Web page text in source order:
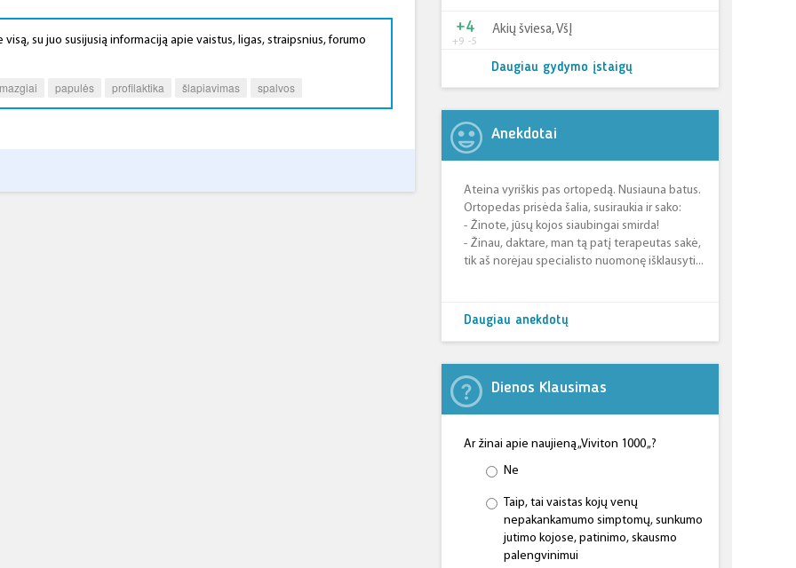
su juo susijusią informaciją apie vaistus, ligas, straipsnius, forumo
papulės profilaktika šlapiavimas spalvos
+9 -5
+4 Akių šviesa, VšĮ
Daugiau gydymo įstaigų
Anekdotai
Ateina vyriškis pas ortopedą. Nusiauna batus.
Ortopedas prisėda šalia, susiraukia ir sako:
- Žinote, jūsų kojos siaubingai smirda!
- Žinau, daktare, man tą patį terapeutas sakė,
tik aš norėjau specialisto nuomonę išklausyti...
Daugiau anekdotų
Dienos Klausimas
Ar žinai apie naujieną „Viviton 1000 „?
Ne
Taip, tai vaistas kojų venų
nepakankamumo simptomų, sunkumo
jutimo kojose, patinimo, skausmo
palengvinimui